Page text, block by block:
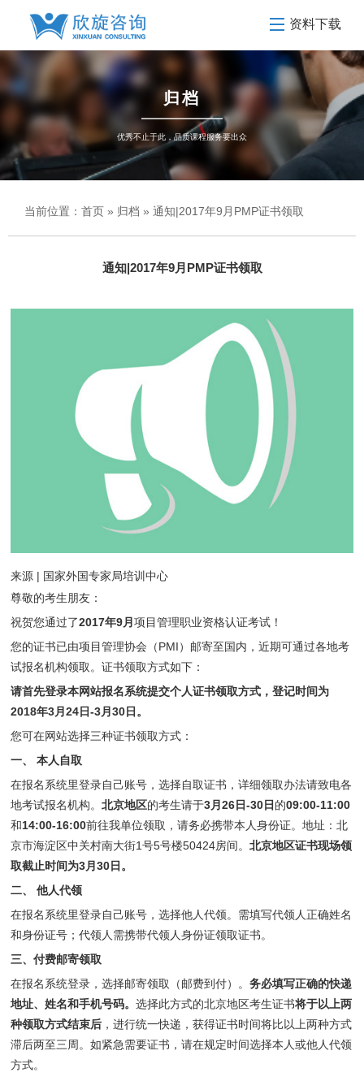
资料下载
归档
优秀不止于此，品质课程服务要出众
当前位置： 首页 » 归档 » 通知|2017年9月PMP证书领取
通知|2017年9月PMP证书领取
来源 | 国家外国专家局培训中心
尊敬的考生朋友：
祝贺您通过了2017年9月项目管理职业资格认证考试！
您的证书已由项目管理协会（PMI）邮寄至国内，近期可通过各地考
试报名机构领取。证书领取方式如下：
请首先登录本网站报名系统提交个人证书领取方式，登记时间为
2018年3月24日-3月30日。
您可在网站选择三种证书领取方式：
一、 本人自取
在报名系统里登录自己账号，选择自取证书，详细领取办法请致电各
地考试报名机构。北京地区的考生请于3月26日-30日 的09:00-11:00
和14:00-16:00前往我单位领取，请务必携带本人身份证。地址：北
京市海淀区中关村南大街1号5号楼50424房间。北京地区证书现场领
取截止时间为3月30日。
二、 他人代领
在报名系统里登录自己账号，选择他人代领。需填写代领人正确姓名
和身份证号；代领人需携带代领人身份证领取证书。
三、付费邮寄领取
在报名系统登录，选择邮寄领取（邮费到付）。务必填写正确的快递
地址、姓名和手机号码。选择此方式的北京地区考生证书将于以上两
种领取方式结束后 ，进行统一快递，获得证书时间将比以上两种方式
滞后两至三周。如紧急需要证书，请在规定时间选择本人或他人代领
方式。